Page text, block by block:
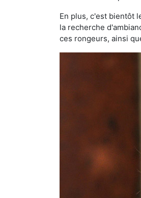
En plus, c'est bientôt
la recherche
ces rongeurs, ainsi